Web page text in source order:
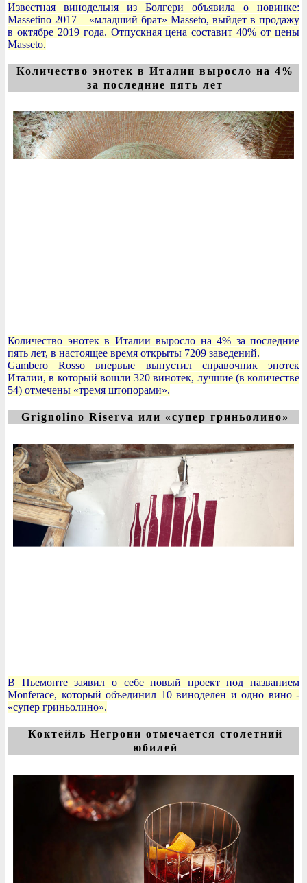
Известная винодельня из Болгери объявила о новинке:
Massetino 2017 – «младший брат» Masseto, выйдет в продажу
в октябре 2019 года. Отпускная цена составит 40% от цены
Masseto.
Количество энотек в Италии выросло на 4%
за последние пять лет
Количество энотек в Италии выросло на 4% за последние
пять лет, в настоящее время открыты 7209 заведений.
Gambero Rosso впервые выпустил справочник энотек
Италии, в который вошли 320 винотек, лучшие (в количестве
54) отмечены «тремя штопорами».
Grignolino Riserva или «супер гриньолино»
В Пьемонте заявил о себе новый проект под названием
Monferace, который объединил 10 виноделен и одно вино -
«супер гриньолино».
Коктейль Негрони отмечается столетний
юбилей